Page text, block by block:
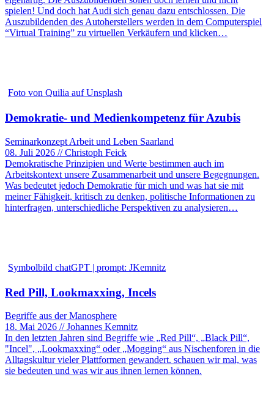
spielen! Und doch hat Audi sich genau dazu entschlossen. Die
Auszubildenden des Autoherstellers werden in dem Computerspiel
“Virtual Training” zu virtuellen Verkäufern und klicken…
Foto von Quilia auf Unsplash
Demokratie- und Medienkompetenz für Azubis
Seminarkonzept Arbeit und Leben Saarland
08. Juli 2026 // Christoph Feick
Demokratische Prinzipien und Werte bestimmen auch im
Arbeitskontext unsere Zusammenarbeit und unsere Begegnungen.
Was bedeutet jedoch Demokratie für mich und was hat sie mit
meiner Fähigkeit, kritisch zu denken, politische Informationen zu
hinterfragen, unterschiedliche Perspektiven zu analysieren…
Symbolbild chatGPT | prompt: JKemnitz
Red Pill, Lookmaxxing, Incels
Begriffe aus der Manosphere
18. Mai 2026 // Johannes Kemnitz
In den letzten Jahren sind Begriffe wie „Red Pill“, „Black Pill“,
"Incel", „Lookmaxxing“ oder „Mogging“ aus Nischenforen in die
Alltagskultur vieler Plattformen gewandert. schauen wir mal, was
sie bedeuten und was wir aus ihnen lernen können.